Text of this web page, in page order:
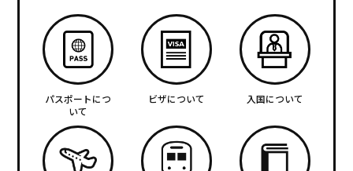
パスポートにつ
いて
ビザについて 入国について